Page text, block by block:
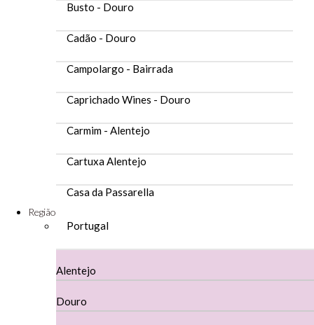
Busto - Douro
Cadão - Douro
Campolargo - Bairrada
Caprichado Wines - Douro
Carmim - Alentejo
Cartuxa Alentejo
Casa da Passarella
Casa do Barroso
Casa Relvas Alentejo
Caves de São João - Bairrada
Região
Portugal
Alentejo
Douro